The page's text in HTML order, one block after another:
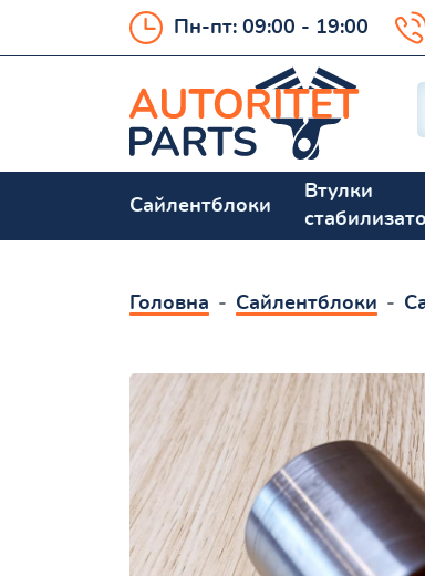
Пн-пт: 09:00 - 19:00
Сайлентблоки
Втулки
Головна Сайлентблоки